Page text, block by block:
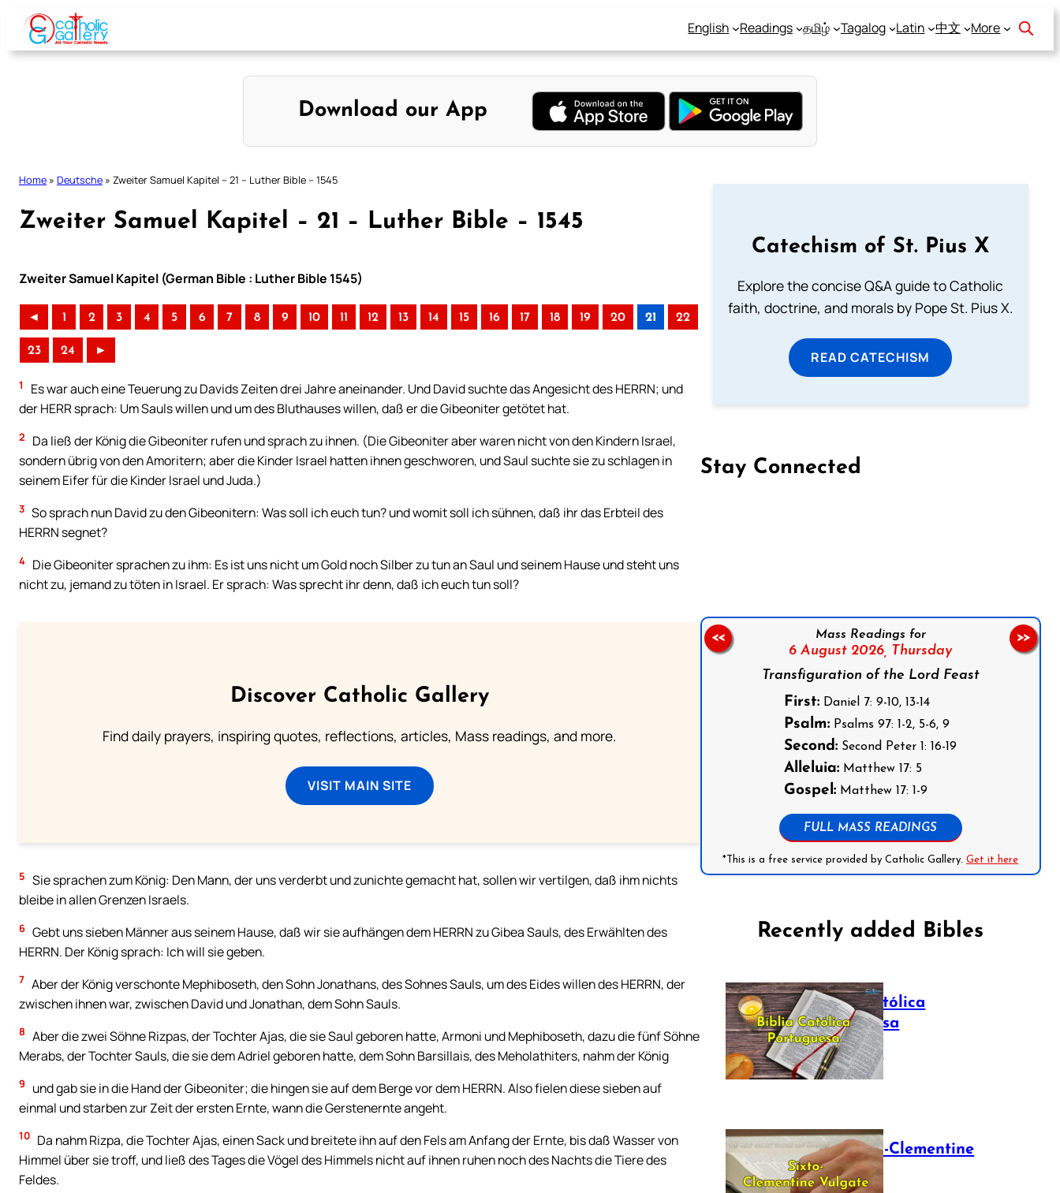
Skip
content
English Readings தமிழ் Tagalog Latin 中文 More
Download our App
Home » Deutsche » Zweiter Samuel Kapitel – 21 – Luther Bible – 1545
Zweiter Samuel Kapitel – 21 – Luther Bible – 1545
Zweiter Samuel Kapitel (German Bible : Luther Bible 1545)
◄ 1 2 3 4 5 6 7 8 9 10 11 12 13 14 15 16 17 18 19 20 21 22
23 24 ►
1
Es war auch eine Teuerung zu Davids Zeiten drei Jahre aneinander. Und David suchte das Angesicht des HERRN; und
der HERR sprach: Um Sauls willen und um des Bluthauses willen, daß er die Gibeoniter getötet hat.
2
Da ließ der König die Gibeoniter rufen und sprach zu ihnen. (Die Gibeoniter aber waren nicht von den Kindern Israel,
sondern übrig von den Amoritern; aber die Kinder Israel hatten ihnen geschworen, und Saul suchte sie zu schlagen in
seinem Eifer für die Kinder Israel und Juda.)
3 So sprach nun David zu den Gibeonitern: Was soll ich euch tun? und womit soll ich sühnen, daß ihr das Erbteil des
HERRN segnet?
4 Die Gibeoniter sprachen zu ihm: Es ist uns nicht um Gold noch Silber zu tun an Saul und seinem Hause und steht uns
nicht zu, jemand zu töten in Israel. Er sprach: Was sprecht ihr denn, daß ich euch tun soll?
Discover Catholic Gallery
Find daily prayers, inspiring quotes, reflections, articles, Mass readings, and more.
VISIT MAIN SITE
5 Sie sprachen zum König: Den Mann, der uns verderbt und zunichte gemacht hat, sollen wir vertilgen, daß ihm nichts
bleibe in allen Grenzen Israels.
6 Gebt uns sieben Männer aus seinem Hause, daß wir sie aufhängen dem HERRN zu Gibea Sauls, des Erwählten des
HERRN. Der König sprach: Ich will sie geben.
7 Aber der König verschonte Mephiboseth, den Sohn Jonathans, des Sohnes Sauls, um des Eides willen des HERRN, der
zwischen ihnen war, zwischen David und Jonathan, dem Sohn Sauls.
8 Aber die zwei Söhne Rizpas, der Tochter Ajas, die sie Saul geboren hatte, Armoni und Mephiboseth, dazu die fünf Söhne
Merabs, der Tochter Sauls, die sie dem Adriel geboren hatte, dem Sohn Barsillais, des Meholathiters, nahm der König
9
und gab sie in die Hand der Gibeoniter; die hingen sie auf dem Berge vor dem HERRN. Also fielen diese sieben auf
einmal und starben zur Zeit der ersten Ernte, wann die Gerstenernte angeht.
10 Da nahm Rizpa, die Tochter Ajas, einen Sack und breitete ihn auf den Fels am Anfang der Ernte, bis daß Wasser von
Himmel über sie troff, und ließ des Tages die Vögel des Himmels nicht auf ihnen ruhen noch des Nachts die Tiere des
Feldes.
Catechism of St. Pius X
Explore the concise Q&A guide to Catholic
faith, doctrine, and morals by Pope St. Pius X.
READ CATECHISM
Stay Connected
Mass Readings for
6 August 2026, Thursday
Transfiguration of the Lord Feast
First: Daniel 7: 9-10, 13-14
Psalm: Psalms 97: 1-2, 5-6, 9
Second: Second Peter 1: 16-19
Alleluia: Matthew 17: 5
Gospel: Matthew 17: 1-9
FULL MASS READINGS
*This is a free service provided by Catholic Gallery.Get it here
<< >>
Recently added Bibles
Bíblia Católica
Portuguesa
July 16, 2025
The Sixto-Clementine
Vulgate